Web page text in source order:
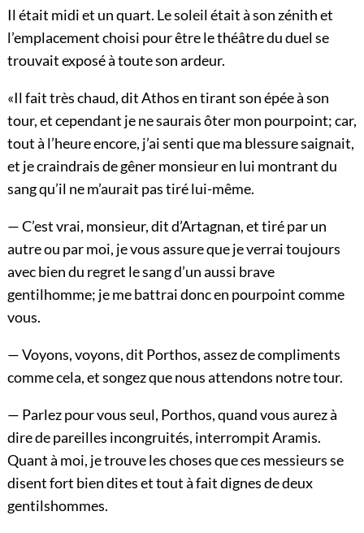
Il était midi et un quart. Le soleil était à son zénith et
l’emplacement choisi pour être le théâtre du duel se
trouvait exposé à toute son ardeur.
«Il fait très chaud, dit Athos en tirant son épée à son
tour, et cependant je ne saurais ôter mon pourpoint; car,
tout à l’heure encore, j’ai senti que ma blessure saignait,
et je craindrais de gêner monsieur en lui montrant du
sang qu’il ne m’aurait pas tiré lui-même.
— C’est vrai, monsieur, dit d’Artagnan, et tiré par un
autre ou par moi, je vous assure que je verrai toujours
avec bien du regret le sang d’un aussi brave
gentilhomme; je me battrai donc en pourpoint comme
vous.
— Voyons, voyons, dit Porthos, assez de compliments
comme cela, et songez que nous attendons notre tour.
— Parlez pour vous seul, Porthos, quand vous aurez à
dire de pareilles incongruités, interrompit Aramis.
Quant à moi, je trouve les choses que ces messieurs se
disent fort bien dites et tout à fait dignes de deux
gentilshommes.